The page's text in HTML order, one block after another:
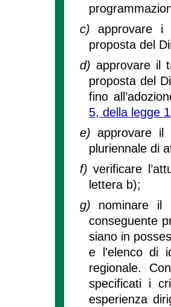
c)approvare i
proposta del
d) approvare il
proposta del
fino
5, della legge
e)approvare il
pluriennale di
f)verificare
lettera b);
g) nominare il
conseguente
siano in
e l’elenco di
regionale.
specificati i
esperienza